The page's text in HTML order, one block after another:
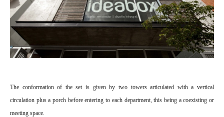
The conformation of the set is given by two towers articulated with a vertical
circulation plus a porch before entering to each department, this being a coexisting or
meeting space.